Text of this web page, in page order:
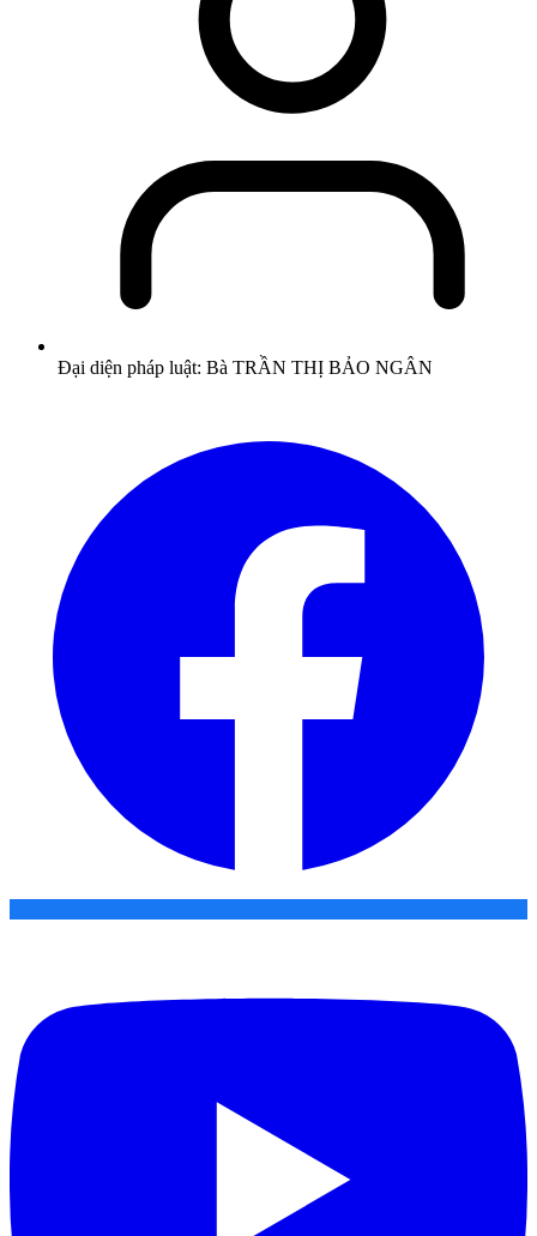
Đại diện pháp luật: Bà TRẦN THỊ BẢO NGÂN